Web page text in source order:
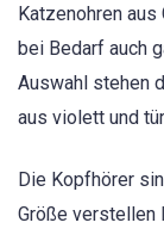
Katzenohren
bei Bedarf auch
Auswahl stehen
aus violett und
Die Kopfhörer
Größe verstellen